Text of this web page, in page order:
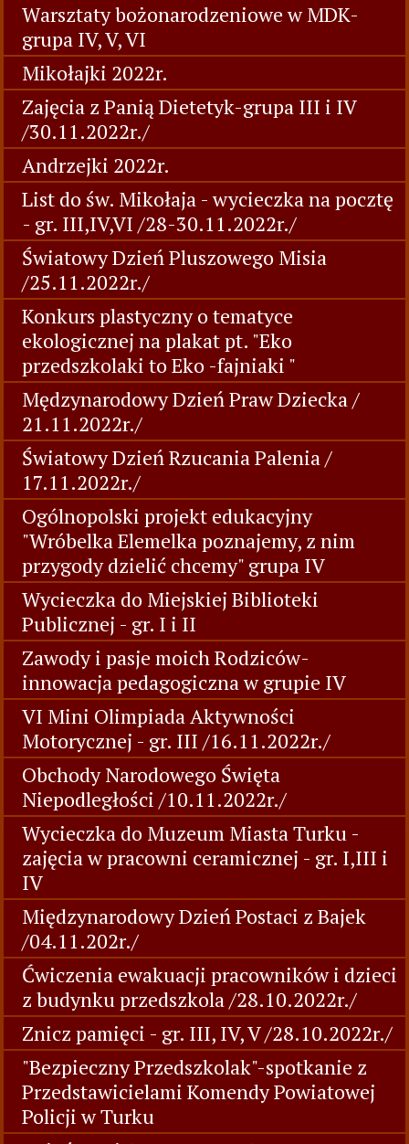
Warsztaty bożonarodzeniowe w MDK-
grupa IV, V, VI
Mikołajki 2022r.
Zajęcia z Panią Dietetyk-grupa III i IV
/30.11.2022r./
Andrzejki 2022r.
List do św. Mikołaja - wycieczka na pocztę
- gr. III,IV,VI /28-30.11.2022r./
Światowy Dzień Pluszowego Misia
/25.11.2022r./
Konkurs plastyczny o tematyce
ekologicznej na plakat pt. "Eko
przedszkolaki to Eko -fajniaki "
Mędzynarodowy Dzień Praw Dziecka /
21.11.2022r./
Światowy Dzień Rzucania Palenia /
17.11.2022r./
Ogólnopolski projekt edukacyjny
"Wróbelka Elemelka poznajemy, z nim
przygody dzielić chcemy" grupa IV
Wycieczka do Miejskiej Biblioteki
Publicznej - gr. I i II
Zawody i pasje moich Rodziców-
innowacja pedagogiczna w grupie IV
VI Mini Olimpiada Aktywności
Motorycznej - gr. III /16.11.2022r./
Obchody Narodowego Święta
Niepodległości /10.11.2022r./
Wycieczka do Muzeum Miasta Turku -
zajęcia w pracowni ceramicznej - gr. I,III i
IV
Międzynarodowy Dzień Postaci z Bajek
/04.11.202r./
Ćwiczenia ewakuacji pracowników i dzieci
z budynku przedszkola /28.10.2022r./
Znicz pamięci - gr. III, IV, V /28.10.2022r./
"Bezpieczny Przedszkolak"-spotkanie z
Przedstawicielami Komendy Powiatowej
Policji w Turku